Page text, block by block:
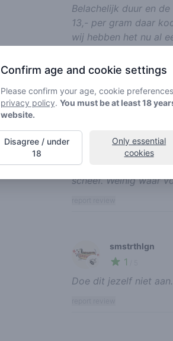
Belachelijk duur en
13,- per gram daar
wij hebben het nu al
aan de
enthousiast, Ik zou
report review
2/ 5
Wat een slechte
scheef. Weinig waar
🍃
smstrthlgn
1
Doe dit jezelf niet
Confirm age and cookie settings
Please confirm your age, cookie
privacy policy. You must be at least 18
website.
Only essential
cookies
Disagree / under
18